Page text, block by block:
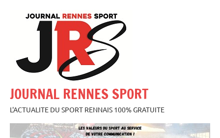
JOURNAL RENNES SPORT
L'ACTUALITE DU SPORT RENNAIS 100% GRATUITE